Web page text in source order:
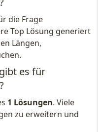
die Frage
Top Lösung generiert
Längen,
es für
1 Lösungen. Viele
zu erweitern und